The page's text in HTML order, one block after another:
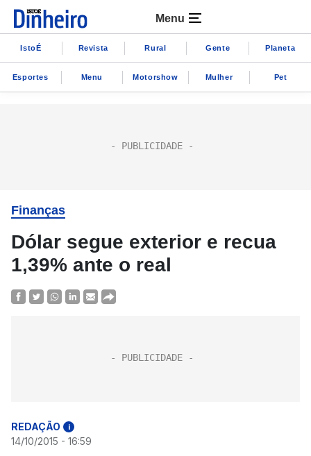
Menu
IstoÉ Revista Rural Gente Planeta
Esportes Menu Motorshow Mulher Pet
Finanças
Dólar segue exterior e recua
1,39% ante o real
REDAÇÃO i
14/10/2015 - 16:59